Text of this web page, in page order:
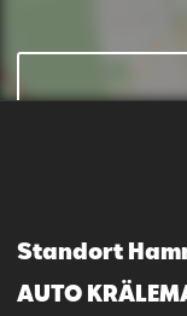
Standort
AUTO